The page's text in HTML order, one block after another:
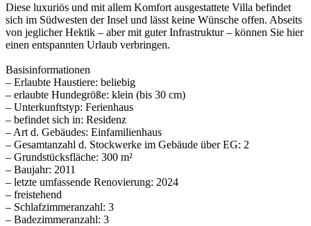
Diese luxuriös und mit allem Komfort ausgestattete Villa befindet
sich im Südwesten der Insel und lässt keine Wünsche offen. Abseits
von jeglicher Hektik – aber mit guter Infrastruktur – können Sie hier
einen entspannten Urlaub verbringen.
Basisinformationen
– Erlaubte Haustiere: beliebig
– erlaubte Hundegröße: klein (bis 30 cm)
– Unterkunftstyp: Ferienhaus
– befindet sich in: Residenz
– Art d. Gebäudes: Einfamilienhaus
– Gesamtanzahl d. Stockwerke im Gebäude über EG: 2
– Grundstücksfläche: 300 m²
– Baujahr: 2011
– letzte umfassende Renovierung: 2024
– freistehend
– Schlafzimmeranzahl: 3
– Badezimmeranzahl: 3